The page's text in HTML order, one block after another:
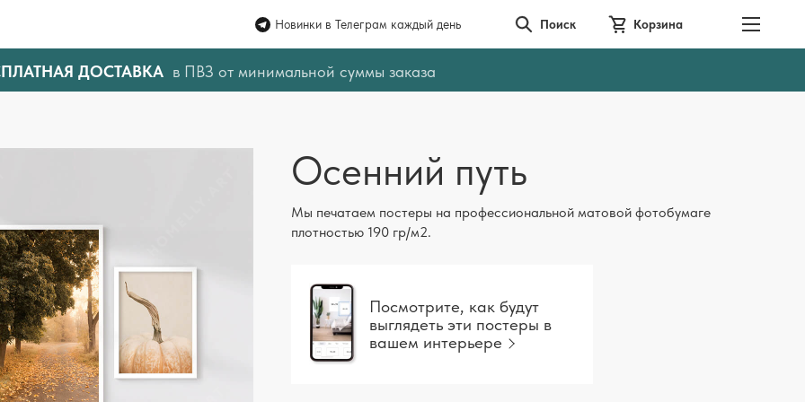
Новинки в Телеграм каждый день Поиск Корзина
ДОСТАВКА в ПВЗ от минимальной суммы заказа
Осенний путь
Мы печатаем постеры на профессиональной матовой фотобумаге
плотностью 190 гр/м2.
Посмотрите, как будут
выглядеть эти постеры в
вашем интерьере